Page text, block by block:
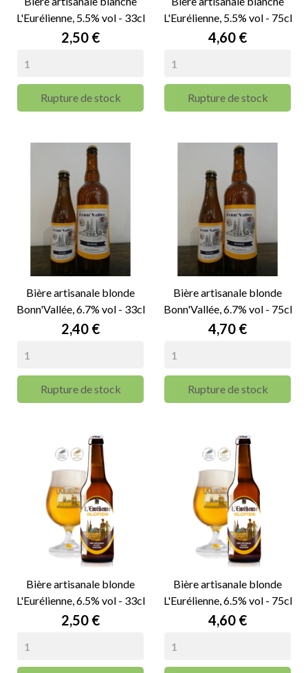
L'Eurélienne, 5.5% vol - 33cl
Prix
2,50 €
Rupture de stock
L'Eurélienne, 5.5% vol - 75cl
Prix
4,60 €
Rupture de stock
Bière artisanale blonde
Bonn'Vallée, 6.7% vol - 33cl
Prix
2,40 €
Rupture de stock
Bière artisanale blonde
Bonn'Vallée, 6.7% vol - 75cl
Prix
4,70 €
Rupture de stock
Bière artisanale blonde
L'Eurélienne, 6.5% vol - 33cl
Prix
2,50 €
Bière artisanale blonde
L'Eurélienne, 6.5% vol - 75cl
Prix
4,60 €